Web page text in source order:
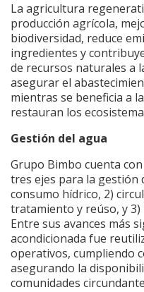
La agricultura
producción agrícola,
biodiversidad, reduce
ingredientes y
de recursos naturales a
asegurar el
mientras se beneficia a
restauran los
Gestión del agua
Grupo Bimbo cuenta
tres ejes para la gestión
consumo hídrico, 2)
tratamiento y reúso, y
Entre sus avances más
acondicionada fue
operativos, cumpliendo
asegurando la
comunidades